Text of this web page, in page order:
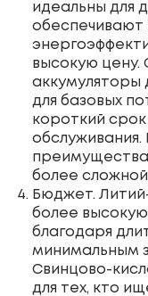
идеальны для
обеспечивают
высокую цену.
аккумуляторы
для базовых
короткий
преимущества
более
Бюджет.
более
благодаря
минимальным
Свинцово-
для тех, кто